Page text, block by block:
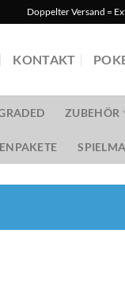
Doppelter Versand =
KONTAKT
ZUBEHÖR